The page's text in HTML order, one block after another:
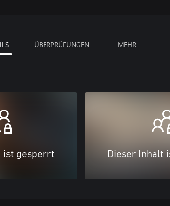
ÜBERPRÜFUNGEN MEHR
ist gesperrt Dieser Inhalt